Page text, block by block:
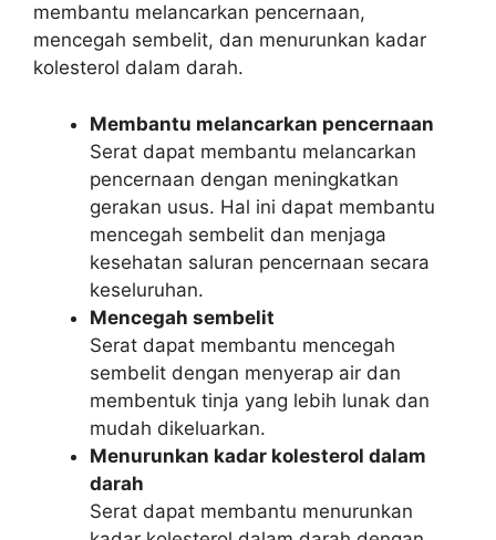
membantu melancarkan pencernaan,
mencegah sembelit, dan menurunkan kadar
kolesterol dalam darah.
Membantu melancarkan pencernaan
Serat dapat membantu melancarkan
pencernaan dengan meningkatkan
gerakan usus. Hal ini dapat membantu
mencegah sembelit dan menjaga
kesehatan saluran pencernaan secara
keseluruhan.
Mencegah sembelit
Serat dapat membantu mencegah
sembelit dengan menyerap air dan
membentuk tinja yang lebih lunak dan
mudah dikeluarkan.
Menurunkan kadar kolesterol dalam
darah
Serat dapat membantu menurunkan